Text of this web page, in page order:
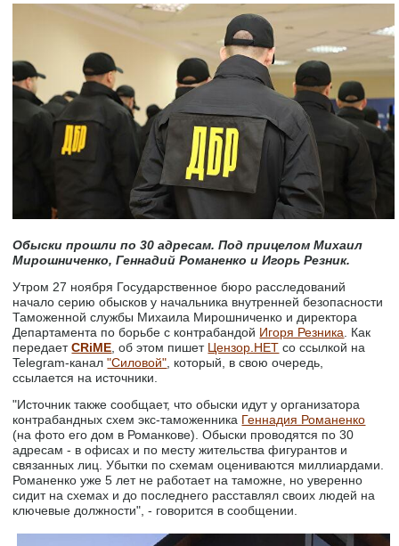
Обыски прошли по 30 адресам. Под прицелом Михаил
Мирошниченко, Геннадий Романенко и Игорь Резник.
Утром 27 ноября Государственное бюро расследований
начало серию обысков у начальника внутренней безопасности
Таможенной службы Михаила Мирошниченко и директора
Департамента по борьбе с контрабандой Игоря Резника . Как
передаетCRiME , об этом пишет Цензор.НЕТ со ссылкой на
Telegram-канал"Силовой" , который, в свою очередь,
ссылается на источники.
"Источник также сообщает, что обыски идут у организатора
контрабандных схем экс-таможенника Геннадия Романенко
(на фото его дом в Романкове). Обыски проводятся по 30
адресам - в офисах и по месту жительства фигурантов и
связанных лиц. Убытки по схемам оцениваются миллиардами.
Романенко уже 5 лет не работает на таможне, но уверенно
сидит на схемах и до последнего расставлял своих людей на
ключевые должности", - говорится в сообщении.